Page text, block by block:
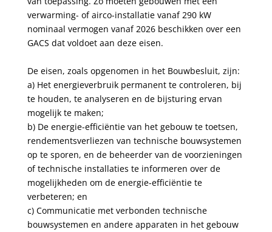
verwarming- of airco-installatie vanaf 290 kW
nominaal vermogen vanaf 2026 beschikken over een
GACS dat voldoet aan deze eisen.
De eisen, zoals opgenomen in het Bouwbesluit, zijn:
a) Het energieverbruik permanent te controleren, bij
te houden, te analyseren en de bijsturing ervan
mogelijk te maken;
b) De energie-efficiëntie van het gebouw te toetsen,
rendementsverliezen van technische bouwsystemen
op te sporen, en de beheerder van de voorzieningen
of technische installaties te informeren over de
mogelijkheden om de energie-efficiëntie te
verbeteren; en
c) Communicatie met verbonden technische
bouwsystemen en andere apparaten in het gebouw